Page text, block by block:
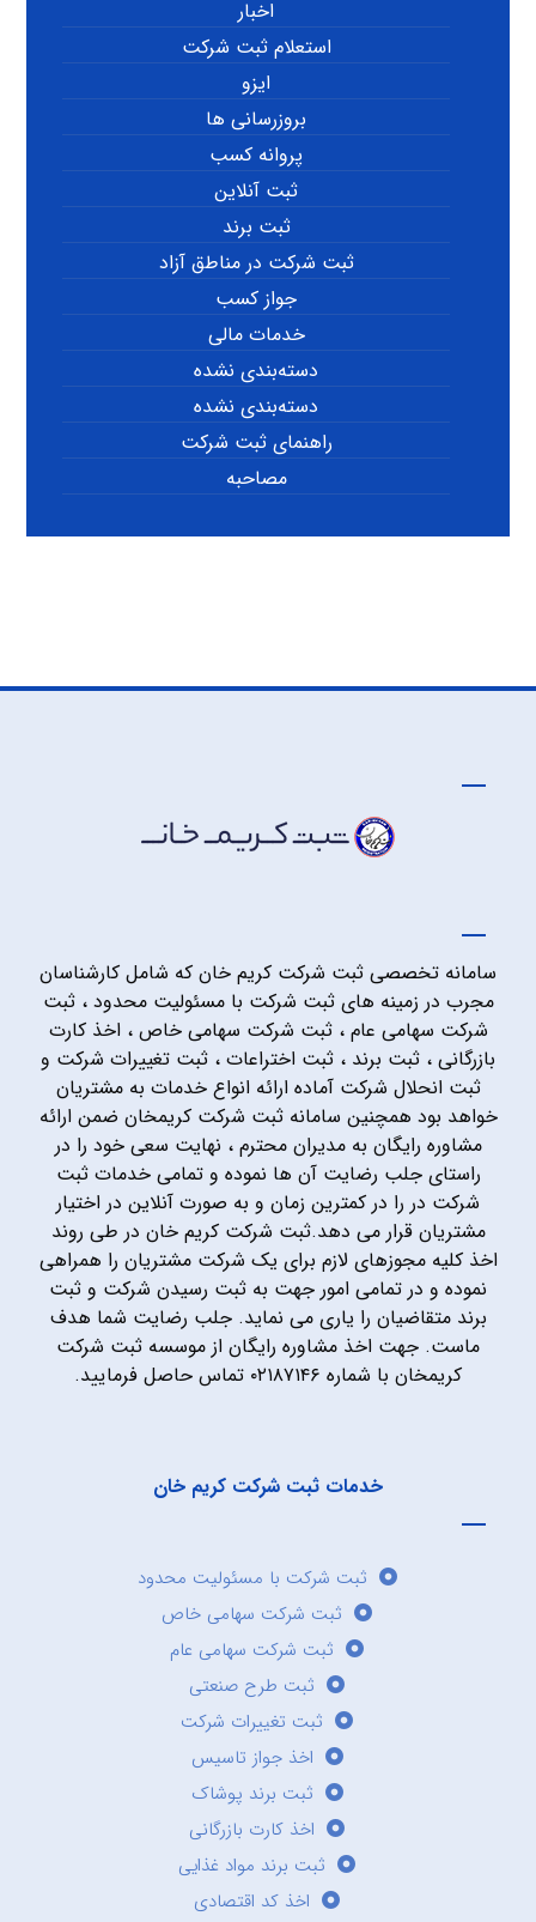
اخبار
استعلام ثبت شرکت
ایزو
بروزرسانی ها
پروانه کسب
ثبت آنلاین
ثبت برند
ثبت شرکت در مناطق آزاد
جواز کسب
خدمات مالی
دسته‌بندی نشده
دسته‌بندی نشده
راهنمای ثبت شرکت
مصاحبه
سامانه تخصصی ثبت شرکت کریم خان که شامل کارشناسان
مجرب در زمینه های ثبت شرکت با مسئولیت محدود ، ثبت
شرکت سهامی عام ، ثبت شرکت سهامی خاص ، اخذ کارت
بازرگانی ، ثبت برند ، ثبت اختراعات ، ثبت تغییرات شرکت و
ثبت انحلال شرکت آماده ارائه انواع خدمات به مشتریان
خواهد بود همچنین سامانه ثبت شرکت کریمخان ضمن ارائه
مشاوره رایگان به مدیران محترم ، نهایت سعی خود را در
راستای جلب رضایت آن ها نموده و تمامی خدمات ثبت
شرکت در را در کمترین زمان و به صورت آنلاین در اختیار
مشتریان قرار می دهد.ثبت شرکت کریم خان در طی روند
اخذ کلیه مجوزهای لازم برای یک شرکت مشتریان را همراهی
نموده و در تمامی امور جهت به ثبت رسیدن شرکت و ثبت
برند متقاضیان را یاری می نماید. جلب رضایت شما هدف
ماست. جهت اخذ مشاوره رایگان از موسسه ثبت شرکت
کریمخان با شماره ۰۲۱۸۷۱۴۶ تماس حاصل فرمایید.
خدمات ثبت شرکت کریم خان
ثبت شرکت با مسئولیت محدود
ثبت شرکت سهامی خاص
ثبت شرکت سهامی عام
ثبت طرح صنعتی
ثبت تغییرات شرکت
اخذ جواز تاسیس
ثبت برند پوشاک
اخذ کارت بازرگانی
ثبت برند مواد غذایی
اخذ کد اقتصادی